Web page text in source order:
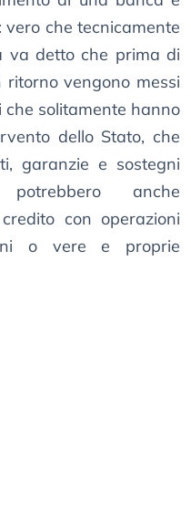
vero che tecnicamente
va detto che prima di
vengono messi
solitamente hanno
dello Stato, che
garanzie e sostegni
potrebbero anche
con operazioni
o vere e proprie